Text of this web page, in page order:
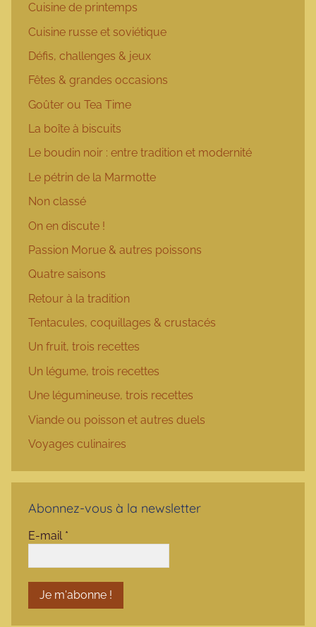
Cuisine de printemps
Cuisine russe et soviétique
Défis, challenges & jeux
Fêtes & grandes occasions
Goûter ou Tea Time
La boîte à biscuits
Le boudin noir : entre tradition et modernité
Le pétrin de la Marmotte
Non classé
On en discute !
Passion Morue & autres poissons
Quatre saisons
Retour à la tradition
Tentacules, coquillages & crustacés
Un fruit, trois recettes
Un légume, trois recettes
Une légumineuse, trois recettes
Viande ou poisson et autres duels
Voyages culinaires
Abonnez-vous à la newsletter
E-mail *